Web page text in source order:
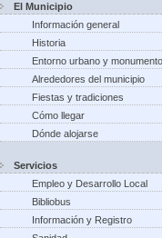
El Municipio
Información general
Historia
Entorno urbano y
Alrededores del municipio
Fiestas y tradiciones
Cómo llegar
Dónde alojarse
Servicios
Empleo y Desarrollo Local
Bibliobus
Información y Registro